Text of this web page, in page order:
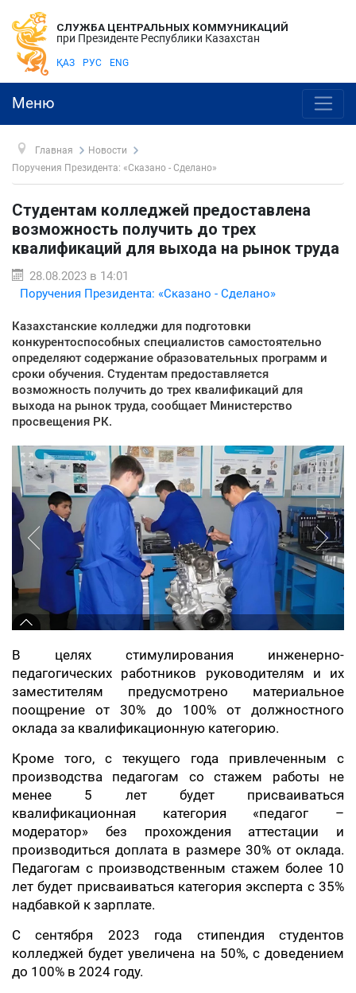
СЛУЖБА ЦЕНТРАЛЬНЫХ КОММУНИКАЦИЙ
при Президенте Республики Казахстан
ҚАЗ РУС ENG
Меню
Главная
Новости
Поручения Президента: «Сказано - Сделано»
Студентам колледжей предоставлена
возможность получить до трех
квалификаций для выхода на рынок труда
28.08.2023 в 14:01
Поручения Президента: «Сказано - Сделано»
Казахстанские колледжи для подготовки
конкурентоспособных специалистов самостоятельно
определяют содержание образовательных программ и
сроки обучения. Студентам предоставляется
возможность получить до трех квалификаций для
выхода на рынок труда, сообщает Министерство
просвещения РК.
В целях стимулирования инженерно-
педагогических работников руководителям и их
заместителям предусмотрено материальное
поощрение от 30% до 100% от должностного
оклада за квалификационную категорию.
Кроме того, с текущего года привлеченным с
производства педагогам со стажем работы не
менее 5 лет будет присваиваться
квалификационная категория «педагог –
модератор» без прохождения аттестации и
производиться доплата в размере 30% от оклада.
Педагогам с производственным стажем более 10
лет будет присваиваться категория эксперта с 35%
надбавкой к зарплате.
С сентября 2023 года стипендия студентов
колледжей будет увеличена на 50%, с доведением
до 100% в 2024 году.